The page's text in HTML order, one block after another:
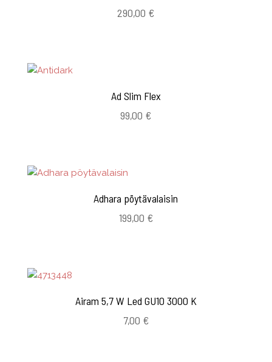
290,00 €
Ad Slim Flex
99,00 €
Adhara pöytävalaisin
199,00 €
Airam 5,7 W Led GU10 3000 K
7,00 €